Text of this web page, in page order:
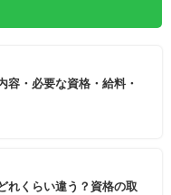
容・必要な資格・給料・
れくらい違う？資格の取